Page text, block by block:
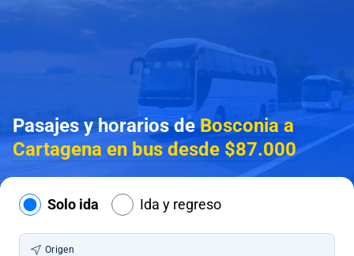
Pasajes y horarios deBosconia a
Cartagena en bus desde $87.000
Solo ida Ida y regreso
Origen